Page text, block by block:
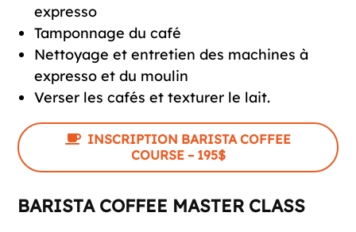
expresso
Tamponnage du café
Nettoyage et entretien des machines à
expresso et du moulin
Verser les cafés et texturer le lait.
INSCRIPTION BARISTA COFFEE
COURSE – 195$
BARISTA COFFEE MASTER CLASS